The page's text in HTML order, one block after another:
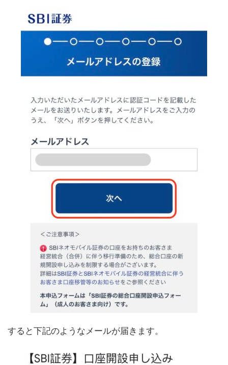
すると下記のようなメールが届きます。